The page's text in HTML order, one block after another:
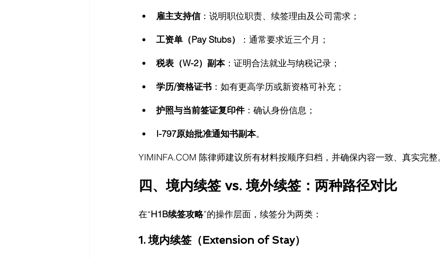
雇主支持信：说明职位职责、续签理由及公司需求；
工资单（Pay Stubs） ：通常要求近三个月；
税表（W-2）副本：证明合法就业与纳税记录；
学历/资格证书 ：如有更高学历或新资格可补充；
护照与当前签证复印件：确认身份信息；
I-797原始批准通知书副本。
YIMINFA.COM 陈律师建议所有材料按顺序归档，并确保内容一致、真实完整
四、境内续签 vs. 境外续签：两种路径对比
在“H1B续签攻略”的操作层面，续签分为两类：
1. 境内续签（Extension of Stay）